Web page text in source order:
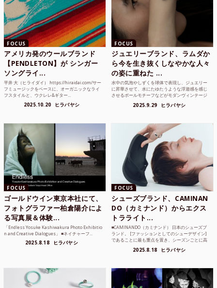
FOCUS
アメリカ発のウールブランド
【PENDLETON】が シンガー
ソングライ...
平井 大（ヒライダイ） https://hiraidai.com/サー
フミュージックをベースに、オーガニックなライ
フスタイルと、ウクレレ&ギター...
2025.10.20 ヒラバヤシ
FOCUS
ジュエリーブランド、ラムダか
ら今を生き抜くしなやかな人々
の姿に重ねた ...
水中の気泡やしずくを球体で表現し、ジュエリー
に昇華させて、水にたゆたうような浮遊感を感じ
させるボールモチーフなどがモダンヴィンテージ
2025.9.29 ヒラバヤシ
FOCUS
ゴールドウイン東京本社にて、
フォトグラファー柏倉陽介によ
る写真展＆体験...
「Endless Yosuke Kashiwakura Photo Exhibitio
n and Creative Dialogues」 ■ネイチャーフ...
2025.8.18 ヒラバヤシ
FOCUS
シューズブランド、CAMINAN
DO（カミナンド）からエクス
トラライト...
■CAMINANDO（カミナンド） 日本のシューズブ
ランド。 [ファッションとしてのシューデザイン]
であることに最も重点を置き、シーズンごとに高
2025.8.18 ヒラバヤシ